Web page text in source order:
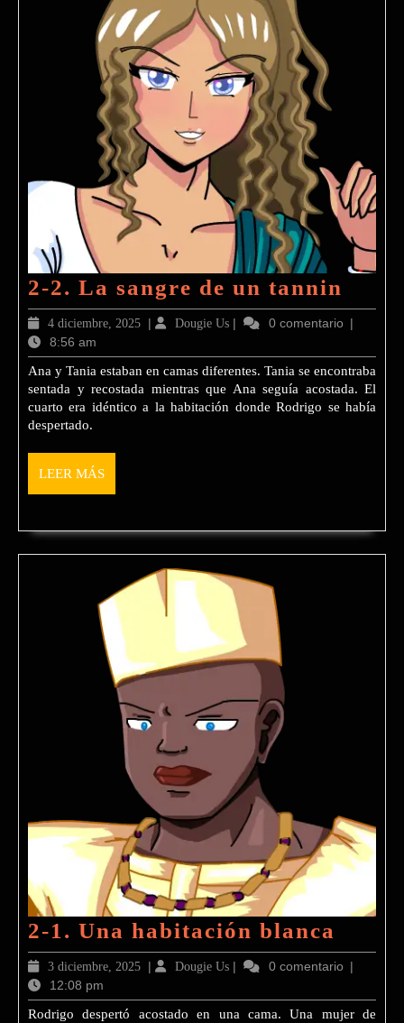
2-2. La sangre de un tannin
2.
de
4 diciembre, 20254
2025
| Dougie UsDougie
| 0 comentario |
8:56 am
Ana y Tania estaban en camas diferentes. Tania se encontraba
sentada y recostada mientras que Ana seguía acostada. El
cuarto era idéntico a la habitación donde Rodrigo se había
despertado.
LEER MÁSLEER
MÁS
2-1. Una habitación blanca
1.
3 diciembre, 20253
2025
| Dougie UsDougie
| 0 comentario |
12:08 pm
Rodrigo despertó acostado en una cama. Una mujer de